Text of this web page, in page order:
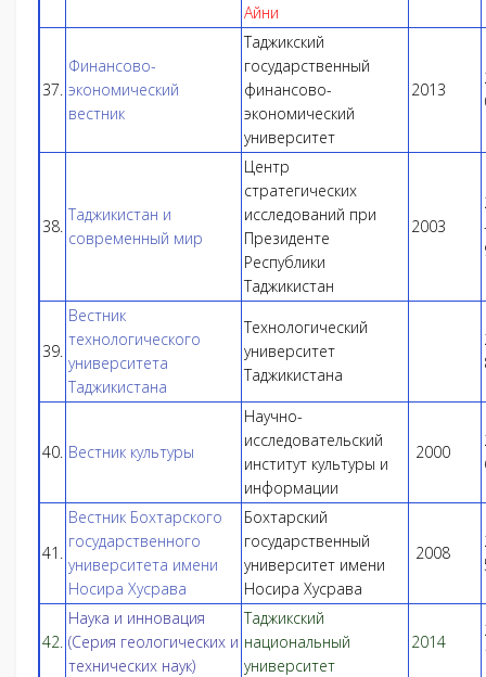
Айни
37.
Финансово-
экономический
вестник
Таджикский
государственный
финансово-
экономический
университет
2013
38.
Таджикистан и
современный мир
Центр
стратегических
исследований при
Президенте
Республики
Таджикистан
2003
39.
Вестник
технологического
университета
Таджикистана
Технологический
университет
Таджикистана
40. Вестник культуры
Научно-
исследовательский
институт культуры и
информации
2000
41.
Вестник Бохтарского
государственного
университета имени
Носира Хусрава
Бохтарский
государственный
университет имени
Носира Хусрава
2008
42.
Наука и инновация
(Серия геологических и
технических наук)
Таджикский
национальный
университет
2014